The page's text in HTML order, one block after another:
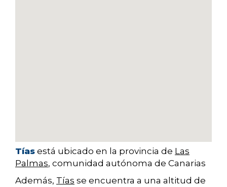
Tías está ubicado en la provincia de Las
Palmas, comunidad autónoma de Canarias
Además, Tías se encuentra a una altitud de